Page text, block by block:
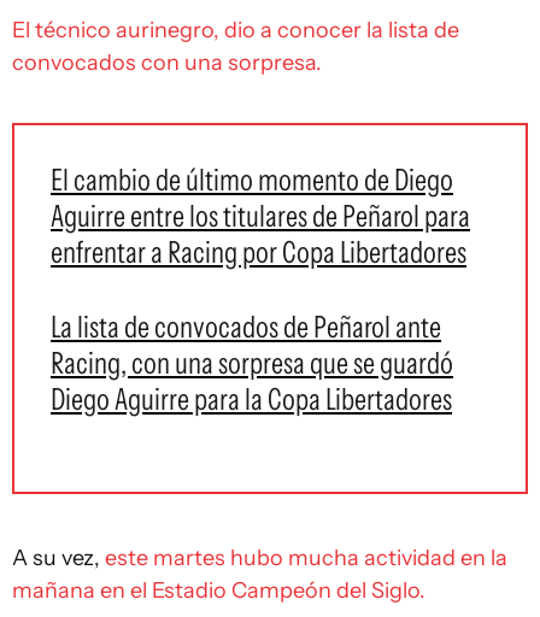
El técnico aurinegro, dio a conocer la lista de
convocados con una sorpresa.
El cambio de último momento de Diego
Aguirre entre los titulares de Peñarol para
enfrentar a Racing por Copa Libertadores
La lista de convocados de Peñarol ante
Racing, con una sorpresa que se guardó
Diego Aguirre para la Copa Libertadores
A su vez, este martes hubo mucha actividad en la
mañana en el Estadio Campeón del Siglo.